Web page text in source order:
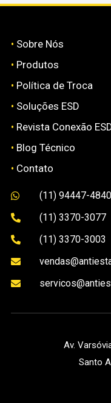
• Sobre Nós
• Produtos
• Política de Troca
• Soluções ESD
• Revista Conexão
• Blog Técnico
• Contato
 (11) 94447-4840
 (11) 3370-3077
 (11) 3370-3003


Av.
Santo